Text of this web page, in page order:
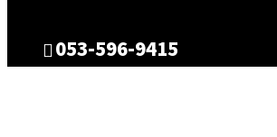
053-596-9415